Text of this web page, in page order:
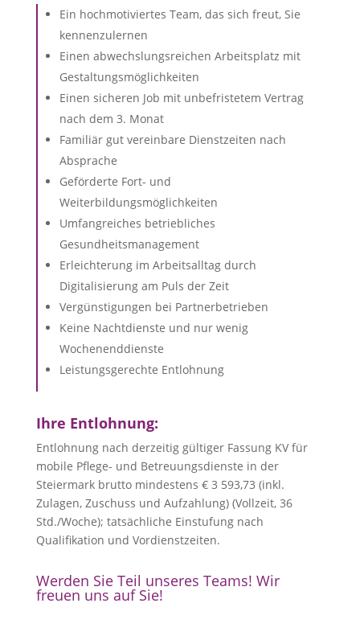
Ein hochmotiviertes Team, das sich freut, Sie
kennenzulernen
Einen abwechslungsreichen Arbeitsplatz mit
Gestaltungsmöglichkeiten
Einen sicheren Job mit unbefristetem Vertrag
nach dem 3. Monat
Familiär gut vereinbare Dienstzeiten nach
Absprache
Geförderte Fort- und
Weiterbildungsmöglichkeiten
Umfangreiches betriebliches
Gesundheitsmanagement
Erleichterung im Arbeitsalltag durch
Digitalisierung am Puls der Zeit
Vergünstigungen bei Partnerbetrieben
Keine Nachtdienste und nur wenig
Wochenenddienste
Leistungsgerechte Entlohnung
Ihre Entlohnung:
Entlohnung nach derzeitig gültiger Fassung KV für
mobile Pflege- und Betreuungsdienste in der
Steiermark brutto mindestens € 3 593,73 (inkl.
Zulagen, Zuschuss und Aufzahlung) (Vollzeit, 36
Std./Woche); tatsächliche Einstufung nach
Qualifikation und Vordienstzeiten.
Werden Sie Teil unseres Teams! Wir
freuen uns auf Sie!